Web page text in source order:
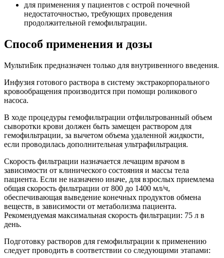
для применения у пациентов с острой почечной
недостаточностью, требующих проведения
продолжительной гемофильтрации.
Способ применения и дозы
МультиБик предназначен только для внутривенного введения.
Инфузия готового раствора в систему экстракорпорального
кровообращения производится при помощи роликового
насоса.
В ходе процедуры гемофильтрации отфильтрованный объем
сыворотки крови должен быть замещен раствором для
гемофильтрации, за вычетом объема удаленной жидкости,
если проводилась дополнительная ультрафильтрация.
Скорость фильтрации назначается лечащим врачом в
зависимости от клинического состояния и массы тела
пациента. Если не назначено иначе, для взрослых приемлема
общая скорость фильтрации от 800 до 1400 мл/ч,
обеспечивающая выведение конечных продуктов обмена
веществ, в зависимости от метаболизма пациента.
Рекомендуемая максимальная скорость фильтрации: 75 л в
день.
Подготовку растворов для гемофильтрации к применению
следует проводить в соответствии со следующими этапами: